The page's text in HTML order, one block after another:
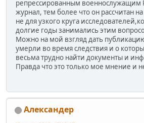
репрессированным военнослужащим
журнал, тем более что он рассчитан
не для узкого круга
долгие годы занимались этим
Можно на мой взгляд дать
умерли во время следствия и о
весьма трудно найти документы и
Правда что это только мое мнение и
Александер